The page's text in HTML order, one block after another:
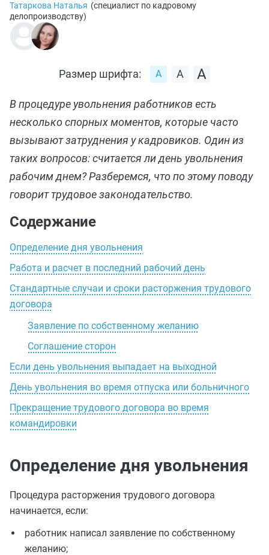
Татаркова Наталья (специалист по кадровому
делопроизводству)
Размер шрифта:
В процедуре увольнения работников есть
несколько спорных моментов, которые часто
вызывают затруднения у кадровиков. Один из
таких вопросов: считается ли день увольнения
рабочим днем? Разберемся, что по этому поводу
говорит трудовое законодательство.
Содержание
Определение дня увольнения
Работа и расчет в последний рабочий день
Стандартные случаи и сроки расторжения трудового
договора
Заявление по собственному желанию
Соглашение сторон
Если день увольнения выпадает на выходной
День увольнения во время отпуска или больничного
Прекращение трудового договора во время
командировки
Определение дня увольнения
Процедура расторжения трудового договора
начинается, если:
работник написал заявление по собственному
желанию;